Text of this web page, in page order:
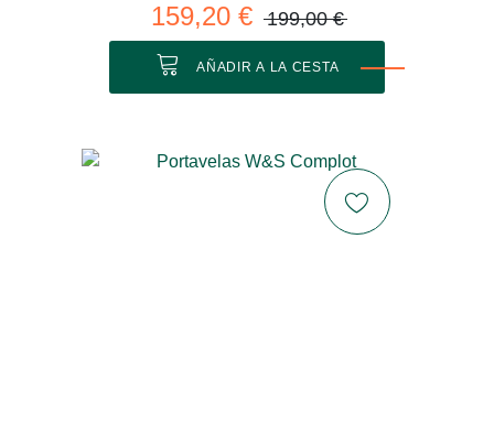
159,20 € 199,00 €
AÑADIR A LA CESTA